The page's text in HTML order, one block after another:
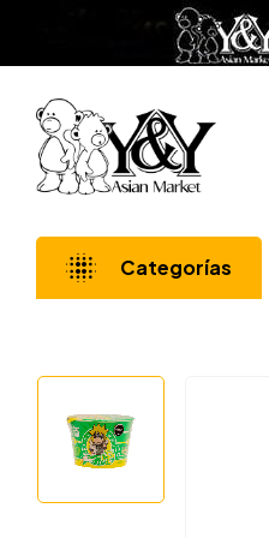
Categorías